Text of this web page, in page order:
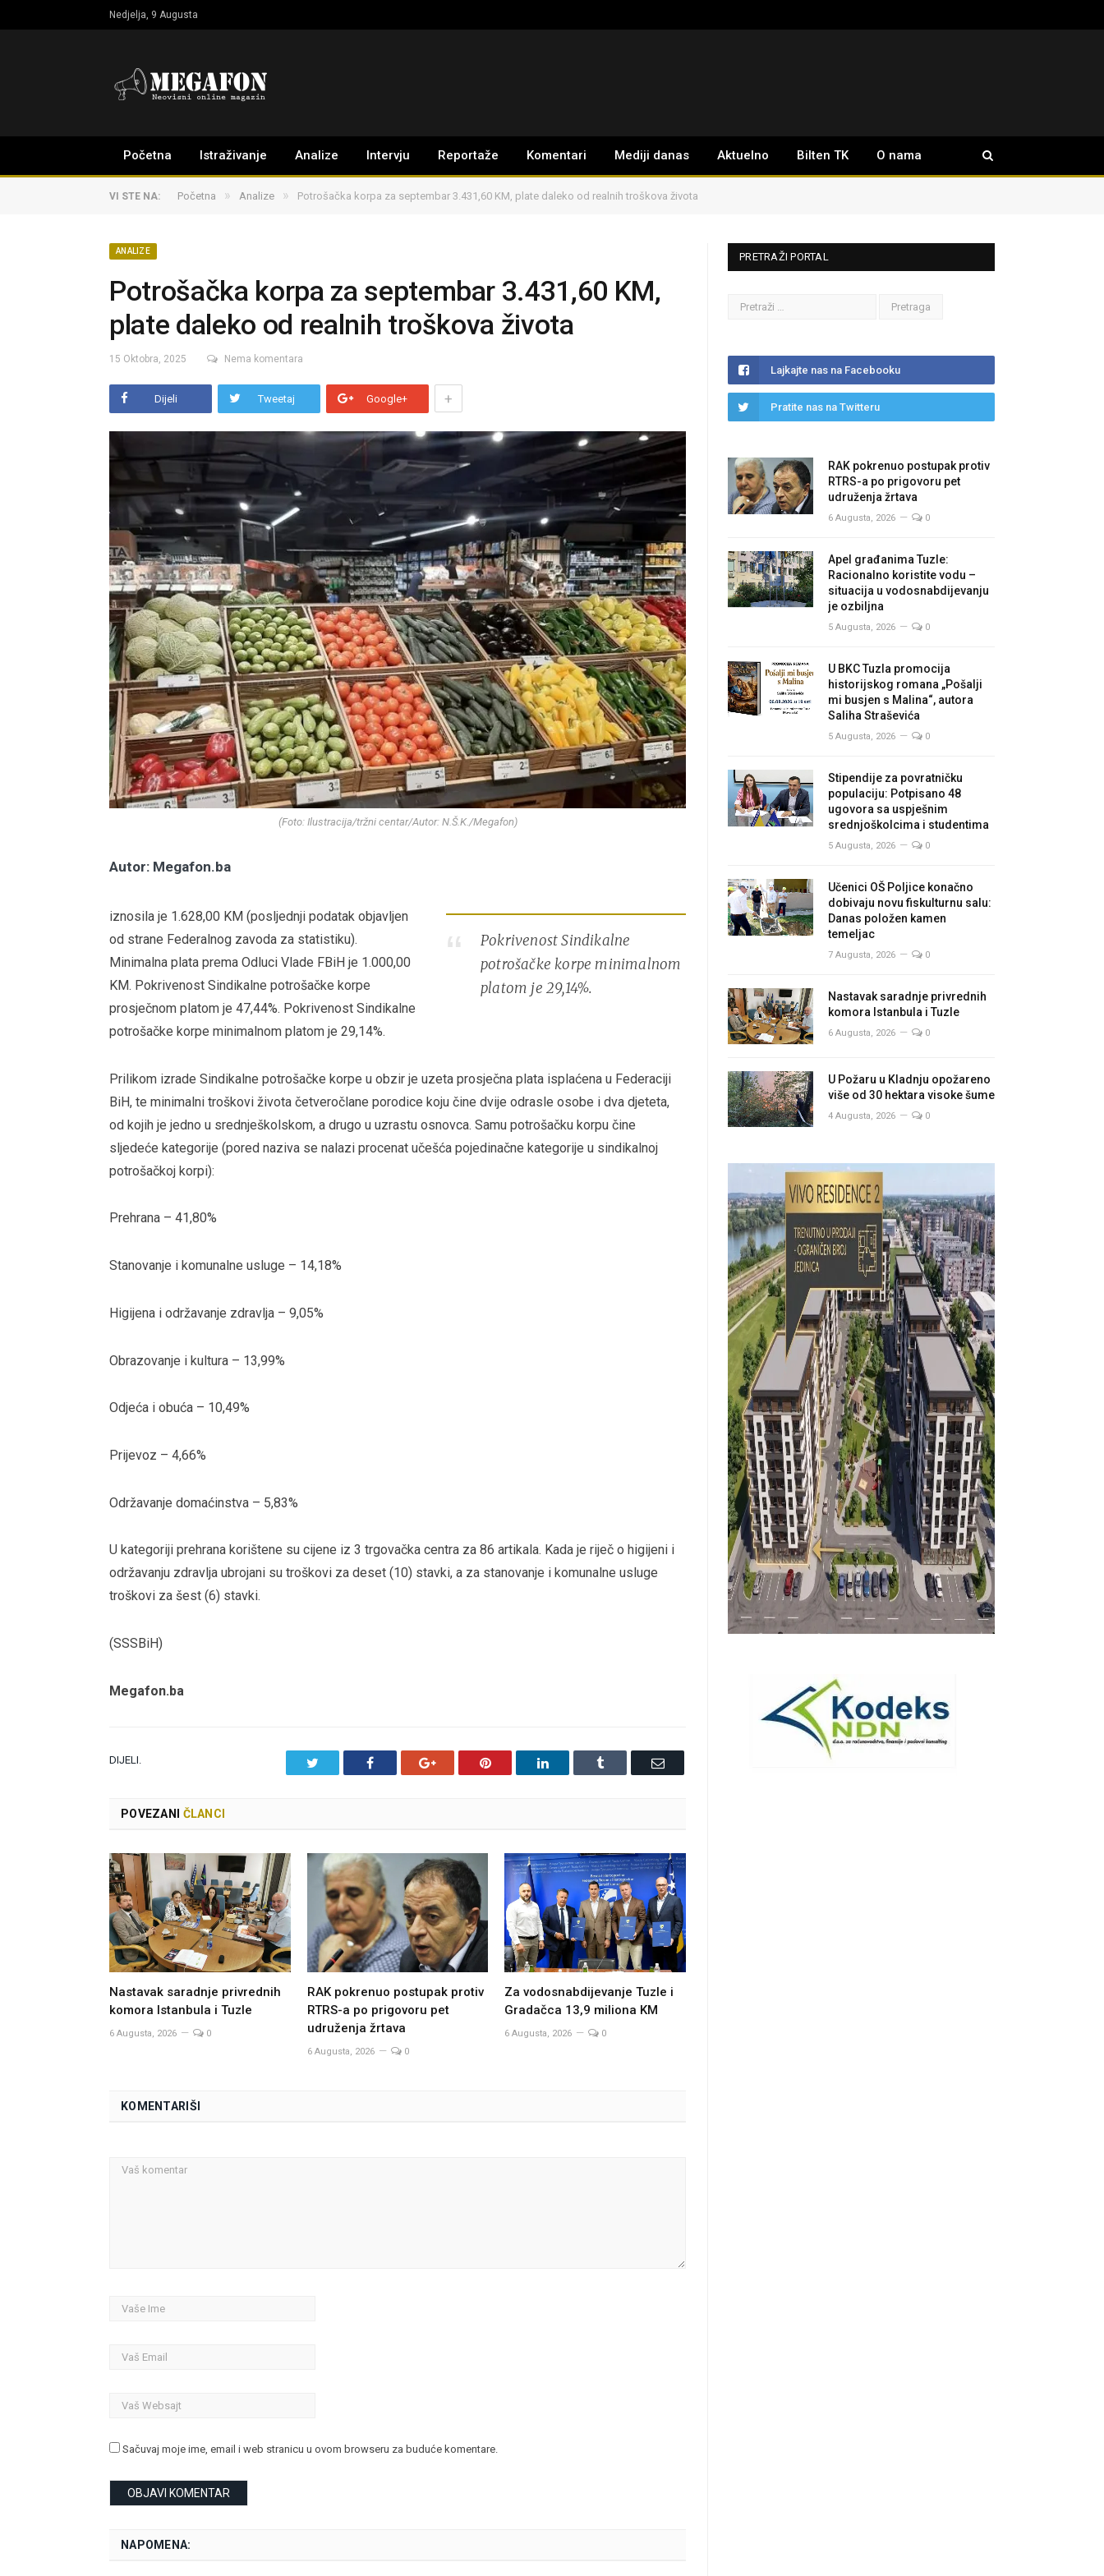
Nedjelja, 9 Augusta
Početna Istraživanje Analize Intervju Reportaže Komentari Mediji danas Aktuelno Bilten TK O nama
VI STE NA: Početna » Analize » Potrošačka korpa za septembar 3.431,60 KM, plate daleko od realnih troškova života
ANALIZE
Potrošačka korpa za septembar 3.431,60 KM,
plate daleko od realnih troškova života
15 Oktobra, 2025 Nema komentara
Dijeli Tweetaj Google+ +
(Foto: Ilustracija/tržni centar/Autor: N.Š.K./Megafon)
Autor: Megafon.ba
Pokrivenost Sindikalne
potrošačke korpe minimalnom
platom je 29,14%.
iznosila je 1.628,00 KM (posljednji podatak objavljen
od strane Federalnog zavoda za statistiku).
Minimalna plata prema Odluci Vlade FBiH je 1.000,00
KM. Pokrivenost Sindikalne potrošačke korpe
prosječnom platom je 47,44%. Pokrivenost Sindikalne
potrošačke korpe minimalnom platom je 29,14%.
Prilikom izrade Sindikalne potrošačke korpe u obzir je uzeta prosječna plata isplaćena u Federaciji
BiH, te minimalni troškovi života četveročlane porodice koju čine dvije odrasle osobe i dva djeteta,
od kojih je jedno u srednješkolskom, a drugo u uzrastu osnovca. Samu potrošačku korpu čine
sljedeće kategorije (pored naziva se nalazi procenat učešća pojedinačne kategorije u sindikalnoj
potrošačkoj korpi):
Prehrana – 41,80%
Stanovanje i komunalne usluge – 14,18%
Higijena i održavanje zdravlja – 9,05%
Obrazovanje i kultura – 13,99%
Odjeća i obuća – 10,49%
Prijevoz – 4,66%
Održavanje domaćinstva – 5,83%
U kategoriji prehrana korištene su cijene iz 3 trgovačka centra za 86 artikala. Kada je riječ o higijeni i
održavanju zdravlja ubrojani su troškovi za deset (10) stavki, a za stanovanje i komunalne usluge
troškovi za šest (6) stavki.
(SSSBiH)
Megafon.ba
DIJELI. Facebook Google+ Pinterest LinkedIn Tumblr Email
POVEZANI ČLANCI
Nastavak saradnje privrednih
komora Istanbula i Tuzle
6 Augusta, 2026 0
RAK pokrenuo postupak protiv
RTRS-a po prigovoru pet
udruženja žrtava
6 Augusta, 2026 0
Za vodosnabdijevanje Tuzle i
Gradačca 13,9 miliona KM
6 Augusta, 2026 0
KOMENTARIŠI
Sačuvaj moje ime, email i web stranicu u ovom browseru za buduće komentare.
NAPOMENA:
PRETRAŽI PORTAL
Lajkajte nas na Facebooku
Pratite nas na Twitteru
RAK pokrenuo postupak protiv
RTRS-a po prigovoru pet
udruženja žrtava
6 Augusta, 2026 0
Apel građanima Tuzle:
Racionalno koristite vodu –
situacija u vodosnabdijevanju
je ozbiljna
5 Augusta, 2026 0
U BKC Tuzla promocija
historijskog romana „Pošalji
mi busjen s Malina“, autora
Saliha Straševića
5 Augusta, 2026 0
Stipendije za povratničku
populaciju: Potpisano 48
ugovora sa uspješnim
srednjoškolcima i studentima
5 Augusta, 2026 0
Učenici OŠ Poljice konačno
dobivaju novu fiskulturnu salu:
Danas položen kamen
temeljac
7 Augusta, 2026 0
Nastavak saradnje privrednih
komora Istanbula i Tuzle
6 Augusta, 2026 0
U Požaru u Kladnju opožareno
više od 30 hektara visoke šume
4 Augusta, 2026 0